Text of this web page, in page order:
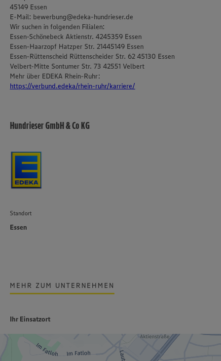
45149 Essen
E-Mail: bewerbung@edeka-hundrieser.de
Wir suchen in folgenden Filialen:
Essen-Schönebeck Aktienstr. 4245359 Essen
Essen-Haarzopf Hatzper Str. 21445149 Essen
Essen-Rüttenscheid Rüttenscheider Str. 62 45130 Essen
Velbert-Mitte Sontumer Str. 73 42551 Velbert
Mehr über EDEKA Rhein-Ruhr:
https://verbund.edeka/rhein-ruhr/karriere/
Hundrieser GmbH & Co KG
Standort
Essen
MEHR ZUM UNTERNEHMEN
Ihr Einsatzort